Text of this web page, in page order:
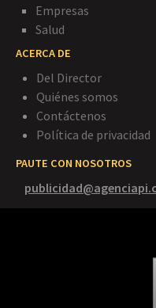
Empresas
Salud
ACERCA DE
Del Director
Quiénes somos
Contáctenos
Política de privacidad
PAUTE CON NOSOTROS